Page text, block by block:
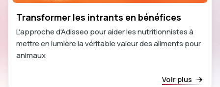
Transformer les intrants en bénéfices
L'approche d'Adisseo pour aider les nutritionnistes à
mettre en lumière la véritable valeur des aliments pour
animaux
Voir plus